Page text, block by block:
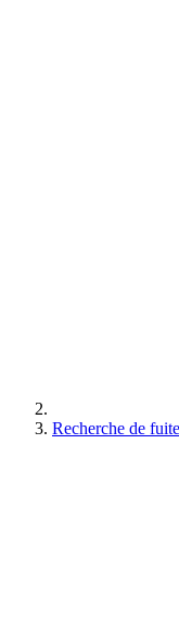
Recherche de